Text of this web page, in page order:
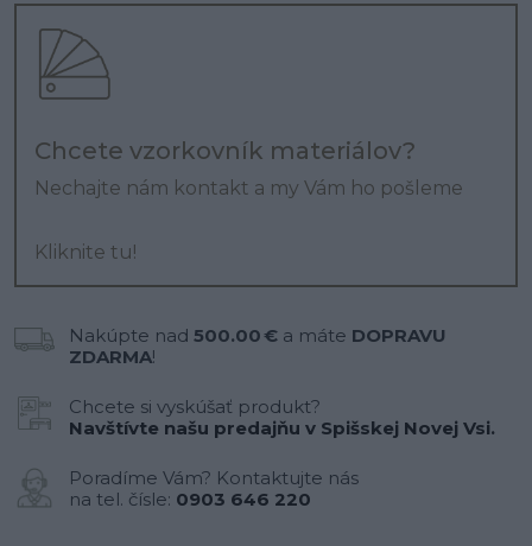
Chcete vzorkovník materiálov?
Nechajte nám kontakt a my Vám ho pošleme
Kliknite tu!
Nakúpte nad 500.00 € a máte DOPRAVU
ZDARMA!
Chcete si vyskúšať produkt?
Navštívte našu predajňu v Spišskej Novej Vsi.
Poradíme Vám? Kontaktujte nás
na tel. čísle: 0903 646 220